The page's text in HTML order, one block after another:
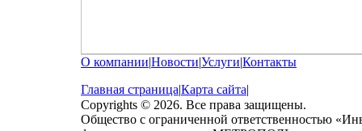
О компании|Новости|Услуги|Контакты
Главная страница|Карта сайта|
Copyrights © 2026. Все права защищены.
Общество с ограниченной ответственностью